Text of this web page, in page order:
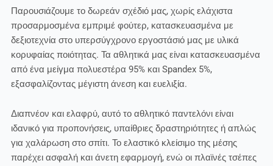
Παρουσιάζουμε το δωρεάν σχέδιό μας, χωρίς ελάχιστα
προσαρμοσμένα εμπριμέ φούτερ, κατασκευασμένα με
δεξιοτεχνία στο υπερσύγχρονο εργοστάσιό μας με υλικά
κορυφαίας ποιότητας. Τα αθλητικά μας είναι κατασκευασμένα
από ένα μείγμα πολυεστέρα 95% και Spandex 5%,
εξασφαλίζοντας μέγιστη άνεση και ευελιξία.
Διαπνέον και ελαφρύ, αυτό το αθλητικό παντελόνι είναι
ιδανικό για προπονήσεις, υπαίθριες δραστηριότητες ή απλώς
για χαλάρωση στο σπίτι. Το ελαστικό κλείσιμο της μέσης
παρέχει ασφαλή και άνετη εφαρμογή, ενώ οι πλαϊνές τσέπες